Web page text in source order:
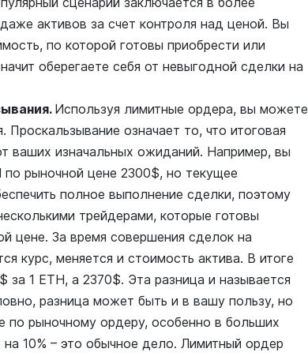
активов за счет контроля над ценой. Вы
по которой готовы приобрести или
оберегаете себя от невыгодной сделки на
Используя лимитные ордера, вы можете
Проскальзывание означает то, что итоговая
ваших изначальных ожиданий. Например, вы
по рыночной цене 2300$, но текущее
полное выполнение сделки, поэтому
трейдерами, которые готовы
цене. За время совершения сделок на
курс, меняется и стоимость актива. В итоге
за 1 ETH, а 2370$. Эта разница и называется
разница может быть и в вашу пользу, но
по рыночному ордеру, особенно в больших
на 10% – это обычное дело. Лимитный ордер